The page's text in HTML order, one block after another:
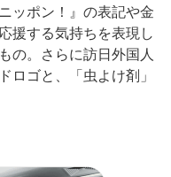
ッポン！』の表記や金
援する気持ちを表現し
の。さらに訪日外国人
ロゴと、「虫よけ剤」